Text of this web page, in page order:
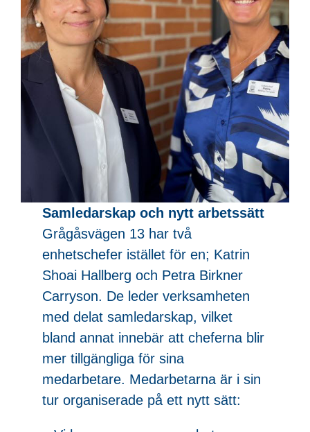
Samledarskap och nytt arbetssätt
Grågåsvägen 13 har två
enhetschefer istället för en; Katrin
Shoai Hallberg och Petra Birkner
Carryson. De leder verksamheten
med delat samledarskap, vilket
bland annat innebär att cheferna blir
mer tillgängliga för sina
medarbetare. Medarbetarna är i sin
tur organiserade på ett nytt sätt: